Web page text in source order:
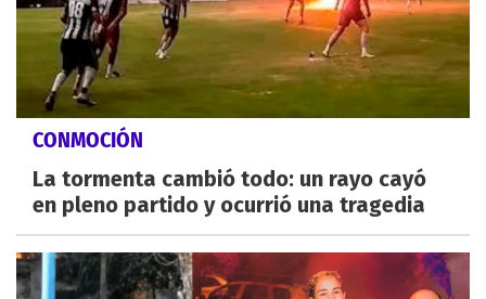
CONMOCIÓN
La tormenta cambió todo: un rayo cayó
en pleno partido y ocurrió una tragedia